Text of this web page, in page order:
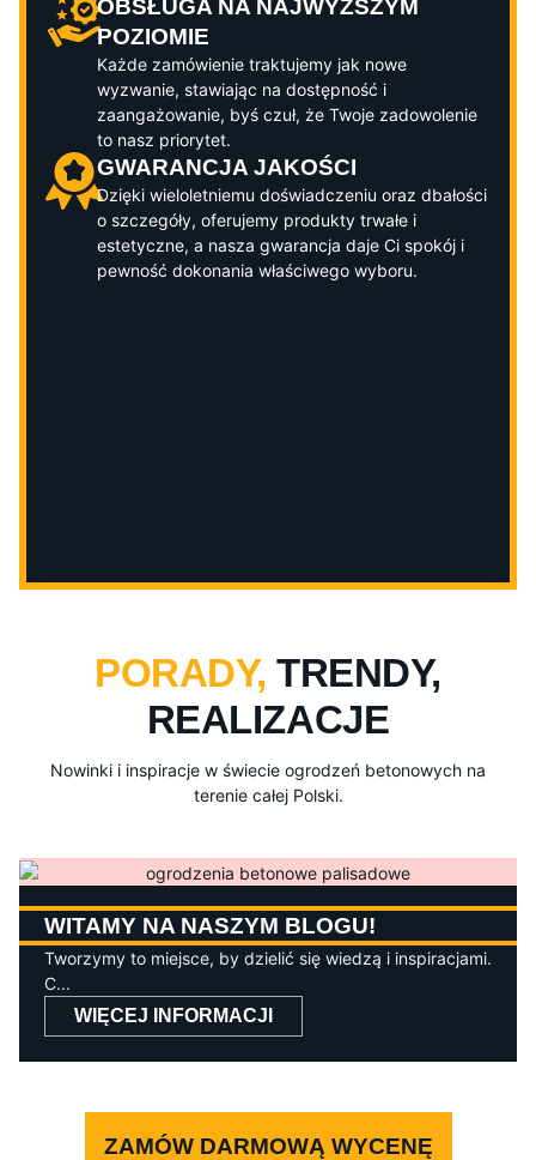
OBSŁUGA NA NAJWYŻSZYM
POZIOMIE
Każde zamówienie traktujemy jak nowe
wyzwanie, stawiając na dostępność i
zaangażowanie, byś czuł, że Twoje zadowolenie
to nasz priorytet.
GWARANCJA JAKOŚCI
Dzięki wieloletniemu doświadczeniu oraz dbałości
o szczegóły, oferujemy produkty trwałe i
estetyczne, a nasza gwarancja daje Ci spokój i
pewność dokonania właściwego wyboru.
PORADY,TRENDY,
REALIZACJE
Nowinki i inspiracje w świecie ogrodzeń betonowych na
terenie całej Polski.
WITAMY NA NASZYM BLOGU!
Tworzymy to miejsce, by dzielić się wiedzą i inspiracjami.
C...
WIĘCEJ INFORMACJI
ZAMÓW DARMOWĄ WYCENĘ